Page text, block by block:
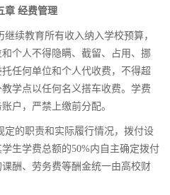
章 经费管理
续教育所有收入纳入学校预算，
个人不得隐瞒、截留、占用、挪
任何单位和个人代收费，不得超
学点以任何名义搭车收费。学费
户，严禁上缴前分配。
定的职责和实际履行情况，拨付设
生学费总额的50%内自主确定拨付
酬、劳务费等酬金统一由高校财